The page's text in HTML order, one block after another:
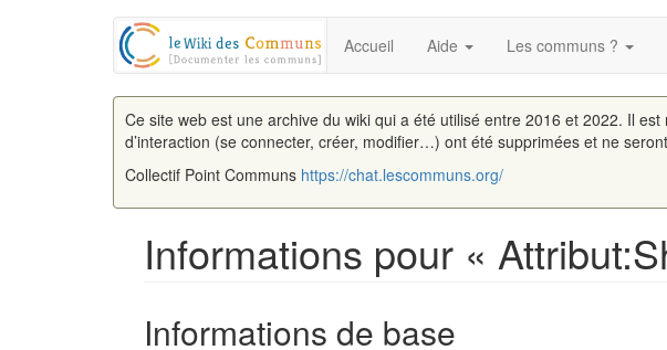
Accueil Aide Les communs ?
Ce site web est une archive du wiki qui a été utilisé entre 2016 et 2022. Il
d’interaction (se connecter, créer, modifier…) ont été supprimées et ne
Collectif Point Communs https://chat.lescommuns.org/
Informations pour «
Informations de base